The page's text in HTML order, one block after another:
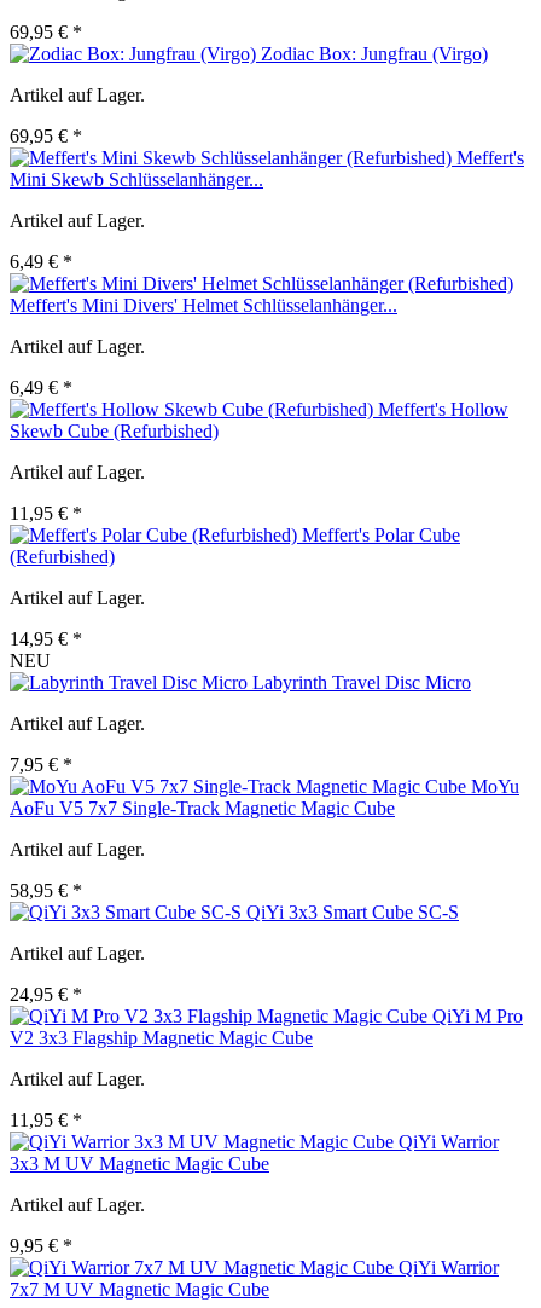
69,95 € *
Zodiac Box: Jungfrau (Virgo)
Artikel auf Lager.
69,95 € *
Meffert's
Mini Skewb Schlüsselanhänger...
Artikel auf Lager.
6,49 € *
Meffert's Mini Divers' Helmet Schlüsselanhänger...
Artikel auf Lager.
6,49 € *
Meffert's Hollow
Skewb Cube (Refurbished)
Artikel auf Lager.
11,95 € *
Meffert's Polar Cube
(Refurbished)
Artikel auf Lager.
14,95 € *
NEU
Labyrinth Travel Disc Micro
Artikel auf Lager.
7,95 € *
MoYu
AoFu V5 7x7 Single-Track Magnetic Magic Cube
Artikel auf Lager.
58,95 € *
QiYi 3x3 Smart Cube SC-S
Artikel auf Lager.
24,95 € *
QiYi M Pro
V2 3x3 Flagship Magnetic Magic Cube
Artikel auf Lager.
11,95 € *
QiYi Warrior
3x3 M UV Magnetic Magic Cube
Artikel auf Lager.
9,95 € *
QiYi Warrior
7x7 M UV Magnetic Magic Cube